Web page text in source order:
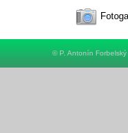
© P. Antonín